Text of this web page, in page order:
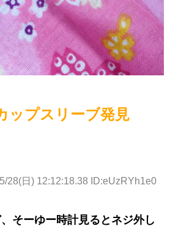
ップスリーブ発見
28(日) 12:12:18.38 ID:eUzRYh1e0
そーゆー時計見るとネジ外し